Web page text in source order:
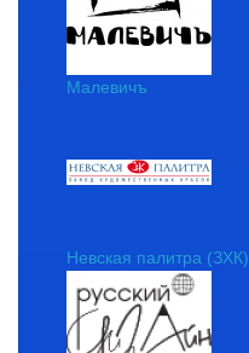
Малевичъ
Невская палитра (ЗХК)